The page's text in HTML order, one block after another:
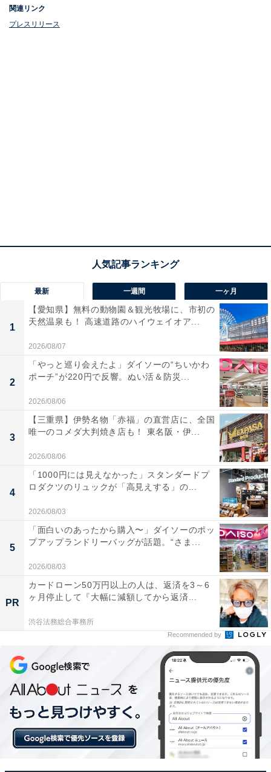
関連リンク
プレスリリース
最新 一週間 一ヶ月
1
【愛知県】無料の動物園＆観光牧場に、市初の
天然温泉も！ 高速道路のハイウェイオア...
2026/08/07
2
「やっと巡り会えたよ」ダイソーの“ちいかわ
ポーチ”が220円で反響。ぬい活＆防災...
2026/08/06
3
【三重県】伊勢名物「赤福」の直営店に、全国
唯一のコメダ大判焼き店も！ 東名阪・伊...
2026/08/06
4
「1000円には見えなかった」スタンダードプ
ロダクツのリュックが「高見えする」の...
2026/08/03
5
「面白いのあったから購入〜」ダイソーのポッ
プアップランドリーバッグが話題。“さま...
2026/08/03
PR
カードローン50万円以上の人は、返済を3～6
ヶ月停止して『大幅に減額してから返済...
渋谷法務総合事務所
Recommended by